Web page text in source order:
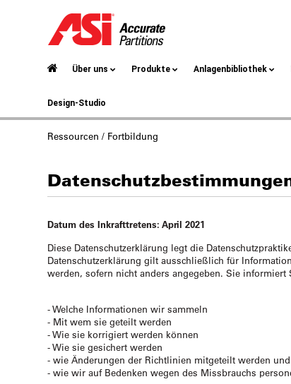
Über uns Produkte Anlagenbibliothek
Design-Studio
Ressourcen / Fortbildung
Datum des Inkrafttretens: April 2021
Diese Datenschutzerklärung legt die
Datenschutzerklärung gilt ausschließlich für
werden, sofern nicht anders angegeben. Sie informiert
- Welche Informationen wir sammeln
- Mit wem sie geteilt werden
- Wie sie korrigiert werden können
- Wie sie gesichert werden
- wie Änderungen der Richtlinien mitgeteilt werden und
- wie wir auf Bedenken wegen des Missbrauchs